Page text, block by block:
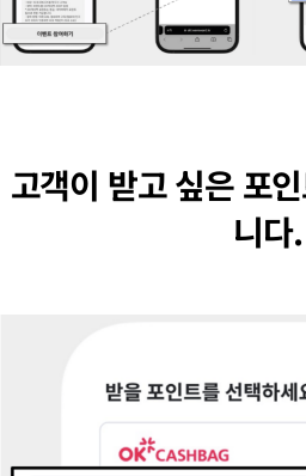
고객이 받고 싶은 포
니다.